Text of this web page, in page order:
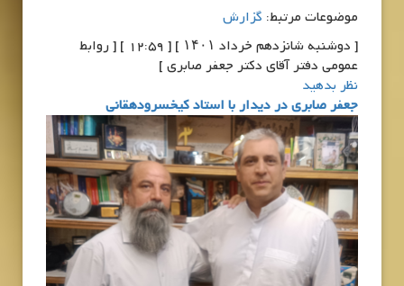
موضوعات مرتبط: گزارش
[ دوشنبه شانزدهم خرداد ۱۴۰۱ ] [ 12:59 ] [ روابط
عمومی دفتر آقای دکتر جعفر صابری ]
نظر بدهید
جعفر صابری در دیدار با استاد کیخسرودهقانی